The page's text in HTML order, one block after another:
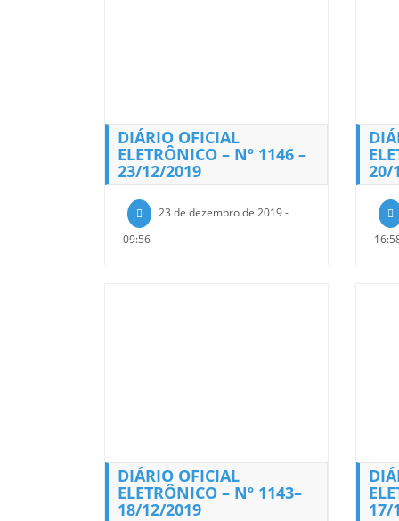
DIÁRIO OFICIAL
ELETRÔNICO – Nº 1146 –
23/12/2019
23 de dezembro de 2019 -
09:56
20/
DIÁRIO OFICIAL
ELETRÔNICO – Nº 1143–
18/12/2019 17/